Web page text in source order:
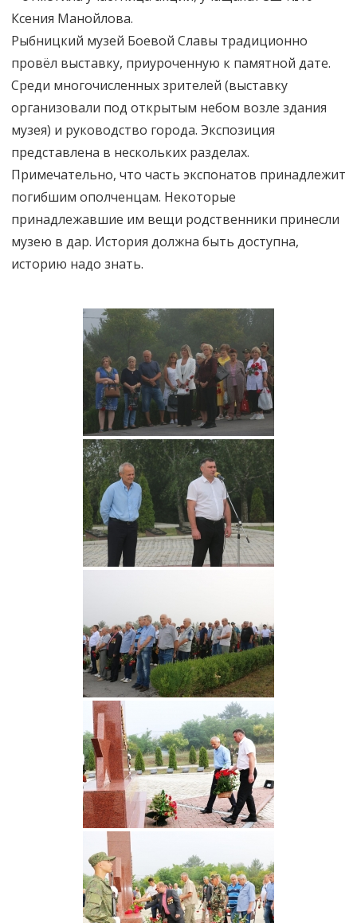
Ксения Манойлова.
Рыбницкий музей Боевой Славы традиционно
провёл выставку, приуроченную к памятной дате.
Среди многочисленных зрителей (выставку
организовали под открытым небом возле здания
музея) и руководство города. Экспозиция
представлена в нескольких разделах.
Примечательно, что часть экспонатов принадлежит
погибшим ополченцам. Некоторые
принадлежавшие им вещи родственники принесли
музею в дар. История должна быть доступна,
историю надо знать.